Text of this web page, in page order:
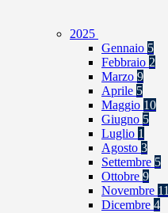
2025
Gennaio 5
Febbraio 2
Marzo 9
Aprile 5
Maggio 10
Giugno 5
Luglio 1
Agosto 3
Settembre 5
Ottobre 9
Novembre 11
Dicembre 4